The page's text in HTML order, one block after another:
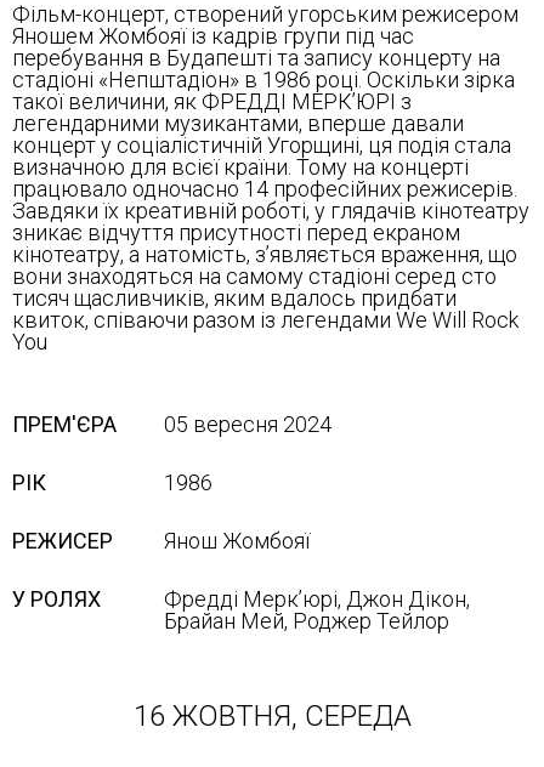
Фільм-концерт, створений угорським режисером
Яношем Жомбояї із кадрів групи під час
перебування в Будапешті та запису концерту на
стадіоні «Непштадіон» в 1986 році. Оскільки зірка
такої величини, як ФРЕДДІ МЕРК’ЮРІ з
легендарними музикантами, вперше давали
концерт у соціалістичній Угорщині, ця подія стала
визначною для всієї країни. Тому на концерті
працювало одночасно 14 професійних режисерів.
Завдяки їх креативній роботі, у глядачів кінотеатру
зникає відчуття присутності перед екраном
кінотеатру, а натомість, з’являється враження, що
вони знаходяться на самому стадіоні серед сто
тисяч щасливчиків, яким вдалось придбати
квиток, співаючи разом із легендами We Will Rock
You
ПРЕМ'ЄРА 05 вересня 2024
РІК 1986
РЕЖИСЕР Янош Жомбояї
У РОЛЯХ
Фредді Мерк’юрі, Джон Дікон,
Брайан Мей, Роджер Тейлор
16 ЖОВТНЯ, СЕРЕДА